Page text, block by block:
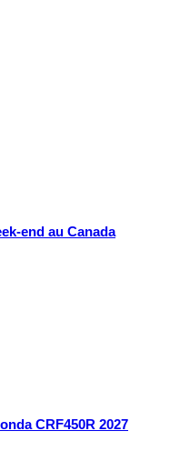
end au Canada
CRF450R 2027